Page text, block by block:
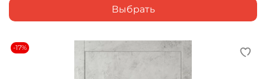
Выбрать
-17%